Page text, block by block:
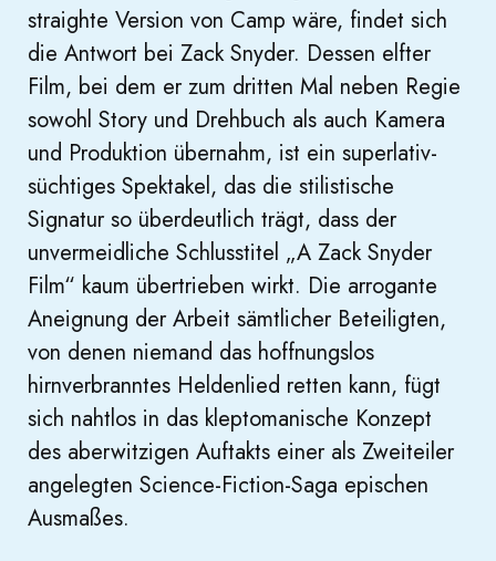
straighte Version von Camp wäre, findet sich
die Antwort bei Zack Snyder. Dessen elfter
Film, bei dem er zum dritten Mal neben Regie
sowohl Story und Drehbuch als auch Kamera
und Produktion übernahm, ist ein superlativ-
süchtiges Spektakel, das die stilistische
Signatur so überdeutlich trägt, dass der
unvermeidliche Schlusstitel „A Zack Snyder
Film“ kaum übertrieben wirkt. Die arrogante
Aneignung der Arbeit sämtlicher Beteiligten,
von denen niemand das hoffnungslos
hirnverbranntes Heldenlied retten kann, fügt
sich nahtlos in das kleptomanische Konzept
des aberwitzigen Auftakts einer als Zweiteiler
angelegten Science-Fiction-Saga epischen
Ausmaßes.